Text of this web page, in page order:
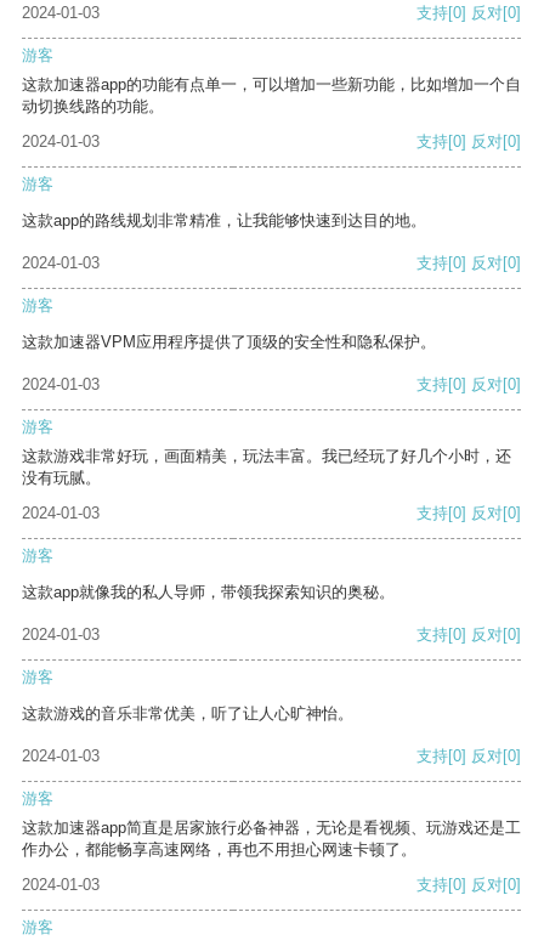
2024-01-03
支持[0] 反对[0]
游客
这款加速器app的功能有点单一，可以增加一些新功能，比如增加一个自
动切换线路的功能。
2024-01-03
支持[0] 反对[0]
游客
这款app的路线规划非常精准，让我能够快速到达目的地。
2024-01-03 支持[0] 反对[0]
游客
这款加速器VPM应用程序提供了顶级的安全性和隐私保护。
2024-01-03 支持[0] 反对[0]
游客
这款游戏非常好玩，画面精美，玩法丰富。我已经玩了好几个小时，还
没有玩腻。
2024-01-03
支持[0] 反对[0]
游客
这款app就像我的私人导师，带领我探索知识的奥秘。
2024-01-03 支持[0] 反对[0]
游客
这款游戏的音乐非常优美，听了让人心旷神怡。
2024-01-03 支持[0] 反对[0]
游客
这款加速器app简直是居家旅行必备神器，无论是看视频、玩游戏还是工
作办公，都能畅享高速网络，再也不用担心网速卡顿了。
2024-01-03
支持[0] 反对[0]
游客